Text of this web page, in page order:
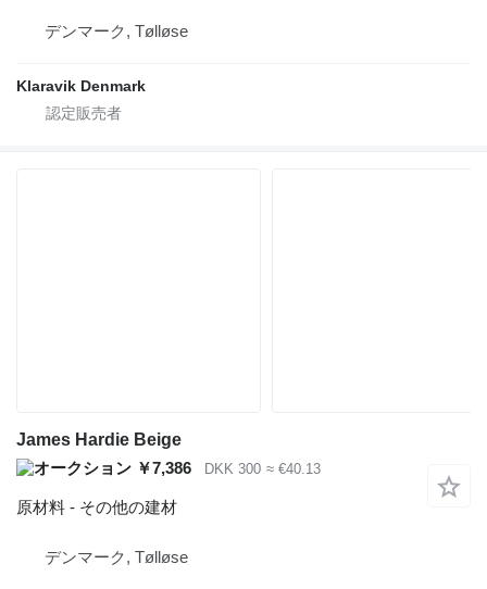
デンマーク, Tølløse
Klaravik Denmark
James Hardie Beige
￥7,386
DKK 300 ≈ €40.13
原材料 - その他の建材
デンマーク, Tølløse